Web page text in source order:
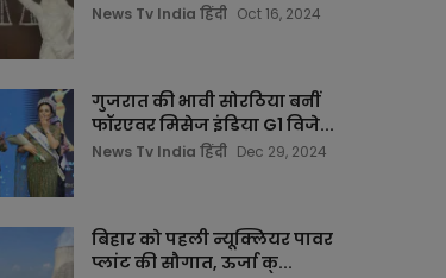
News Tv India हिंदी Oct 16, 2024
गुजरात की भावी सोरठिया बनीं
फॉरएवर मिसेज इंडिया G1 विजे...
News Tv India हिंदी Dec 29, 2024
बिहार को पहली न्यूक्लियर पावर
प्लांट की सौगात, ऊर्जा क्...